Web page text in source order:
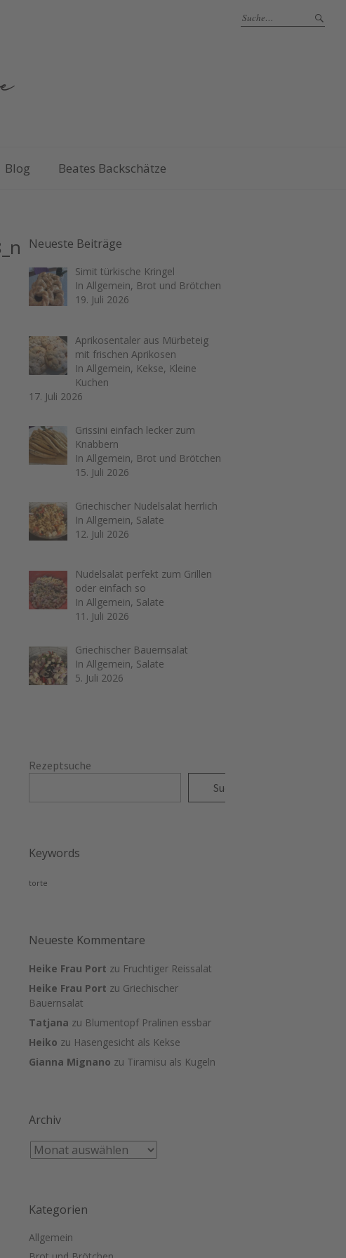
Blog Beates Backschätze
Neueste Beiträge
Simit türkische Kringel
In Allgemein, Brot und Brötchen
19. Juli 2026
Aprikosentaler aus Mürbeteig
mit frischen Aprikosen
In Allgemein, Kekse, Kleine
Kuchen
17. Juli 2026
Grissini einfach lecker zum
Knabbern
In Allgemein, Brot und Brötchen
15. Juli 2026
Griechischer Nudelsalat herrlich
In Allgemein, Salate
12. Juli 2026
Nudelsalat perfekt zum Grillen
oder einfach so
In Allgemein, Salate
11. Juli 2026
Griechischer Bauernsalat
In Allgemein, Salate
5. Juli 2026
Rezeptsuche
Suchen
Keywords
torte
Neueste Kommentare
Heike Frau Port zu Fruchtiger Reissalat
Heike Frau Port zu Griechischer
Bauernsalat
Tatjana zu Blumentopf Pralinen essbar
Heiko zu Hasengesicht als Kekse
Gianna Mignano zu Tiramisu als Kugeln
Archiv
Kategorien
Allgemein